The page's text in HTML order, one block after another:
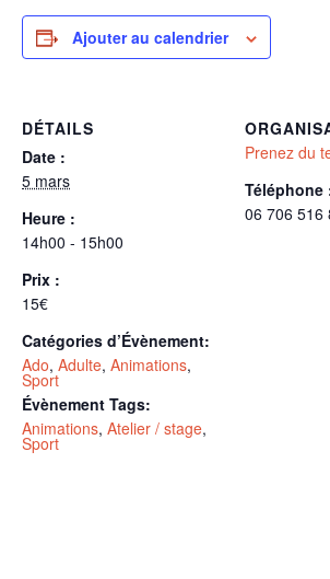
Ajouter au calendrier
DÉTAILS
Date :
5 mars
Heure :
14h00 - 15h00
Prix :
15€
Catégories d’Évènement:
Ado, Adulte, Animations,
Sport
Évènement Tags:
Animations, Atelier / stage,
Sport
Prenez du
Téléphone
06 706 516